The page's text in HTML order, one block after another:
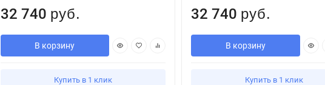
32 740 руб.
В корзину
Купить в 1 клик
32 740 руб.
В корзину
Купить в 1 клик